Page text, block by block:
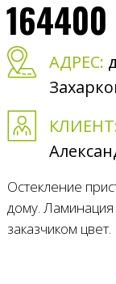
АДРЕС:
Остекление
дому.
заказчиком цвет.
164400